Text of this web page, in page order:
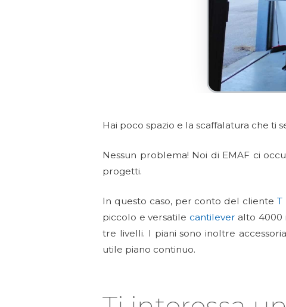
Hai poco spazio e la scaffalatura che ti
Nessun problema! Noi di EMAF ci
progetti.
In questo caso, per conto del clienteT
piccolo e versatile cantilever alto 4000
tre livelli. I piani sono inoltre
utile piano continuo.